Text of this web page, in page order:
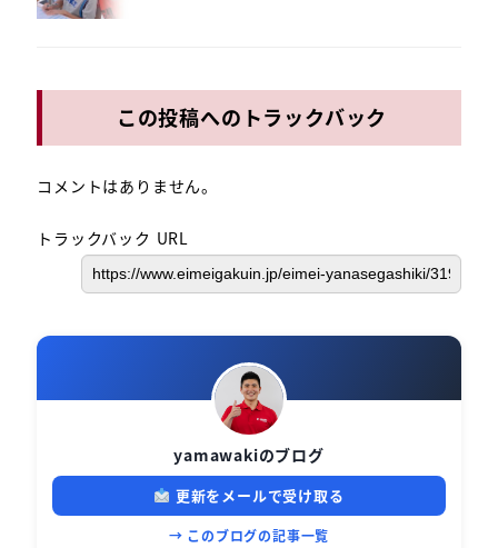
この投稿へのトラックバック
コメントはありません。
トラックバック URL
yamawakiのブログ
更新をメールで受け取る
→ このブログの記事一覧